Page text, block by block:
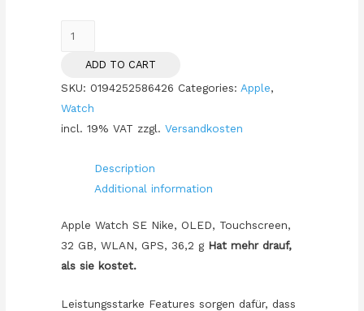
Aluminium
44mm
Silber
platinum/schwarz)
quantity
ADD TO CART
SKU:0194252586426 Categories: Apple,
Watch
incl. 19% VAT zzgl.Versandkosten
Description
Additional information
Apple Watch SE Nike, OLED, Touchscreen,
32 GB, WLAN, GPS, 36,2 g Hat mehr drauf,
als sie kostet.
Leistungs­starke Features sorgen dafür, dass